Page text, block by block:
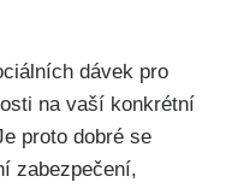
dávek pro
na vaší konkrétní
proto dobré se
zabezpečení,